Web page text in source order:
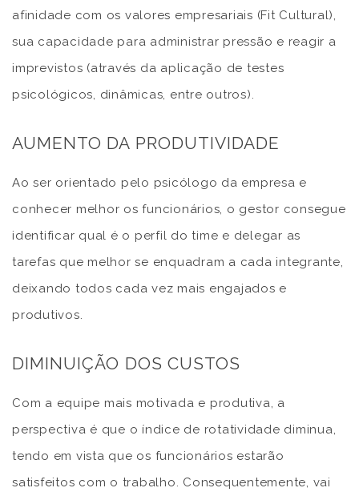
afinidade com os valores empresariais (Fit Cultural),
sua capacidade para administrar pressão e reagir a
imprevistos (através da aplicação de testes
psicológicos, dinâmicas, entre outros).
AUMENTO DA PRODUTIVIDADE
Ao ser orientado pelo psicólogo da empresa e
conhecer melhor os funcionários, o gestor consegue
identificar qual é o perfil do time e delegar as
tarefas que melhor se enquadram a cada integrante,
deixando todos cada vez mais engajados e
produtivos.
DIMINUIÇÃO DOS CUSTOS
Com a equipe mais motivada e produtiva, a
perspectiva é que o índice de rotatividade diminua,
tendo em vista que os funcionários estarão
satisfeitos com o trabalho. Consequentemente, vai